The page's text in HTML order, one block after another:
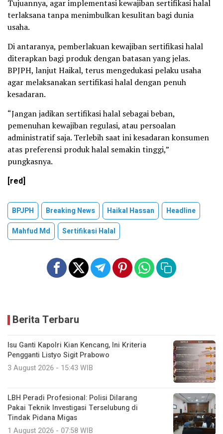
Tujuannya, agar implementasi kewajiban sertifikasi halal
terlaksana tanpa menimbulkan kesulitan bagi dunia
usaha.
Di antaranya, pemberlakuan kewajiban sertifikasi halal
diterapkan bagi produk dengan batasan yang jelas.
BPJPH, lanjut Haikal, terus mengedukasi pelaku usaha
agar melaksanakan sertifikasi halal dengan penuh
kesadaran.
“Jangan jadikan sertifikasi halal sebagai beban,
pemenuhan kewajiban regulasi, atau persoalan
administratif saja. Terlebih saat ini kesadaran konsumen
atas preferensi produk halal semakin tinggi,”
pungkasnya.
[red]
BPJPH Breaking News Haikal Hassan
Headline
Mahfud Md
Sertifikasi Halal
Berita Terbaru
Isu Ganti Kapolri Kian Kencang, Ini Kriteria
Pengganti Listyo Sigit Prabowo
3 August 2026 - 15:43 WIB
LBH Peradi Profesional: Polisi Dilarang
Pakai Teknik Investigasi Terselubung di
Tindak Pidana Migas
1 August 2026 - 07:58 WIB